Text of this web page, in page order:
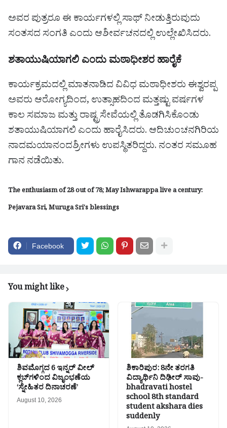
ಅವರ ಪುತ್ರರೂ ಈ ಕಾರ್ಯಗಳಲ್ಲಿ ಸಾಥ್ ನೀಡುತ್ತಿರುವುದು
ಸಂತಸದ ಸಂಗತಿ ಎಂದು ಆಶೀರ್ವಚನದಲ್ಲಿ ಉಲ್ಲೇಖಿಸಿದರು.
ಶತಾಯುಷಿಯಾಗಲಿ ಎಂದು ಮಠಾಧೀಶರ ಹಾರೈಕೆ
ಕಾರ್ಯಕ್ರಮದಲ್ಲಿ ಮಾತನಾಡಿದ ವಿವಿಧ ಮಠಾಧೀಶರು ಈಶ್ವರಪ್ಪ
ಅವರು ಆರೋಗ್ಯದಿಂದ, ಉತ್ಸಾಹದಿಂದ ಮತ್ತಷ್ಟು ವರ್ಷಗಳ
ಕಾಲ ಸಮಾಜ ಮತ್ತು ರಾಷ್ಟ್ರಸೇವೆಯಲ್ಲಿ ತೊಡಗಿಸಿಕೊಂಡು
ಶತಾಯುಷಿಯಾಗಲಿ ಎಂದು ಹಾರೈಸಿದರು. ಆದಿಚುಂಚನಗಿರಿಯ
ನಾದಮಯಾನಂದಶ್ರೀಗಳು ಉಪಸ್ಥಿತರಿದ್ದರು. ನಂತರ ಸಮೂಹ
ಗಾನ ನಡೆಯಿತು.‌
The enthusiasm of 28 out of 78; May Ishwarappa live a century:
Pejavara Sri, Muruga Sri's blessings
Facebook
You might like
ಶಿವಮೊಗ್ಗದ 6 ಇನ್ನರ್ ವೀಲ್
ಕ್ಲಬ್‌ಗಳಿಂದ ವಿಜೃಂಭಣೆಯ
‘ಸ್ನೇಹಿತರ ದಿನಾಚರಣೆ’
August 10, 2026
ಶಿಕಾರಿಪುರ: 8ನೇ ತರಗತಿ
ವಿದ್ಯಾರ್ಥಿನಿ ದಿಢೀರ್ ಸಾವು-
bhadravati hostel
school 8th standard
student akshara dies
suddenly